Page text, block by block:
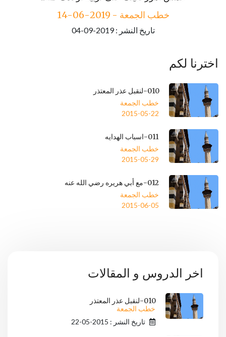
خطب الجمعة - 2019-06-14
تاريخ النشر : 2019-09-04
خطب الجمعة - 2019-06-21
تاريخ النشر : 2019-09-04
اخترنا لكم
010-لنقبل عذر المعتذر
خطب الجمعة
2015-05-22
011-اسباب الهدايه
خطب الجمعة
2015-05-29
012-مع أبي هريره رضي الله عنه
خطب الجمعة
2015-06-05
اخر الدروس و المقالات
010-لنقبل عذر المعتذر
خطب الجمعة
تاريخ النشر : 2015-05-22